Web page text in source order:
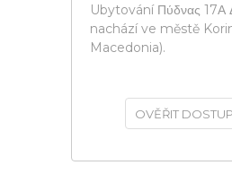
Ubytování Πύδνας 17Α
nachází ve městě
Macedonia).
OVĚŘIT